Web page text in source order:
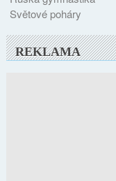
Světové poháry
REKLAMA